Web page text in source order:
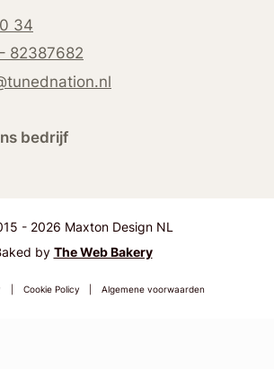
34
82387682
bedrijf
- 2026 Maxton Design NL
by The Web Bakery
Cookie Policy Algemene voorwaarden